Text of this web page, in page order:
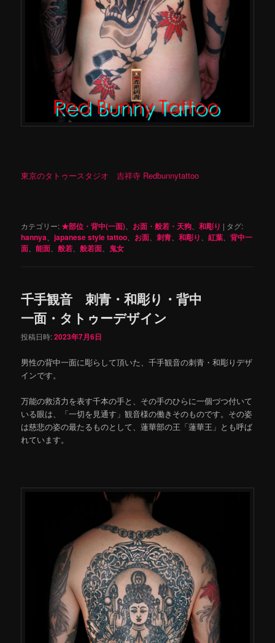
東京のタトゥースタジオ 吉祥寺 Redbunnytattoo
カテゴリー:★部位・背中(一面) お面・般若・天狗 、和彫り | タグ:
hannya 、japanese style tattoo お面 、刺青 、和彫り 、紅葉 、背中一
面 、能面 、般若 、般若面 鬼女
千手観音 刺青・和彫り・背中
一面・タトゥーデザイン
投稿日時:2023年7月6日
男性の背中一面に彫らして頂いた、千手観音の刺青・和彫りデザ
インです。
万能の救済力を表す千本の手と、その手のひらに一個づつ付いて
いる眼は、「一切を見通す」観音様の働きそのものです。その姿
は慈悲の姿の最たるものとして、蓮華部の王「蓮華王」とも呼ば
れています。